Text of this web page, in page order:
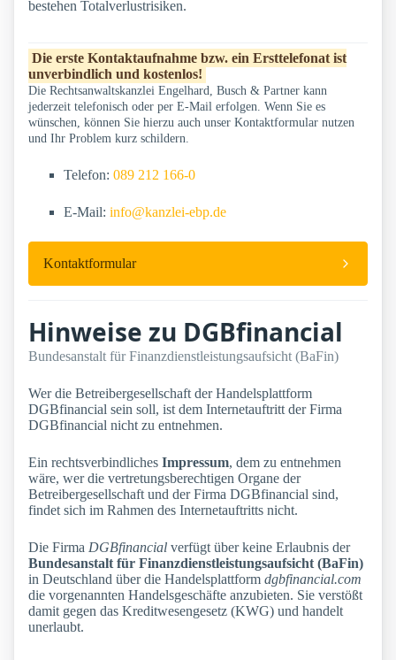
bestehen Totalverlustrisiken.
Die erste Kontaktaufnahme bzw. ein Ersttelefonat ist
unverbindlich und kostenlos!
Die Rechtsanwaltskanzlei Engelhard, Busch & Partner kann
jederzeit telefonisch oder per E-Mail erfolgen. Wenn Sie es
wünschen, können Sie hierzu auch unser Kontaktformular nutzen
und Ihr Problem kurz schildern.
Telefon: 089 212 166-0
E-Mail: info@kanzlei-ebp.de
Kontaktformular
Hinweise zu DGBfinancial
Bundesanstalt für Finanzdienstleistungsaufsicht (BaFin)
Wer die Betreibergesellschaft der Handelsplattform
DGBfinancial sein soll, ist dem Internetauftritt der Firma
DGBfinancial nicht zu entnehmen.
Ein rechtsverbindliches Impressum, dem zu entnehmen
wäre, wer die vertretungsberechtigen Organe der
Betreibergesellschaft und der Firma DGBfinancial sind,
findet sich im Rahmen des Internetauftritts nicht.
Die Firma DGBfinancial verfügt über keine Erlaubnis der
Bundesanstalt für Finanzdienstleistungsaufsicht (BaFin)
in Deutschland über die Handelsplattform dgbfinancial.com
die vorgenannten Handelsgeschäfte anzubieten. Sie verstößt
damit gegen das Kreditwesengesetz (KWG) und handelt
unerlaubt.